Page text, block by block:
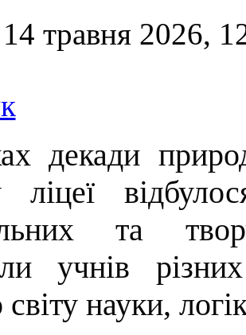
травня 2026,
декади
та
учнів
науки,